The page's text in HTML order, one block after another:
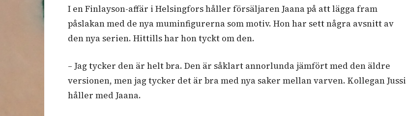
I en Finlayson-affär i Helsingfors håller försäljaren Jaana på att lägga fram
påslakan med de nya muminfigurerna som motiv. Hon har sett några avsnitt av
den nya serien. Hittills har hon tyckt om den.
– Jag tycker den är helt bra. Den är såklart annorlunda jämfört med den äldre
versionen, men jag tycker det är bra med nya saker mellan varven. Kollegan Jussi
håller med Jaana.